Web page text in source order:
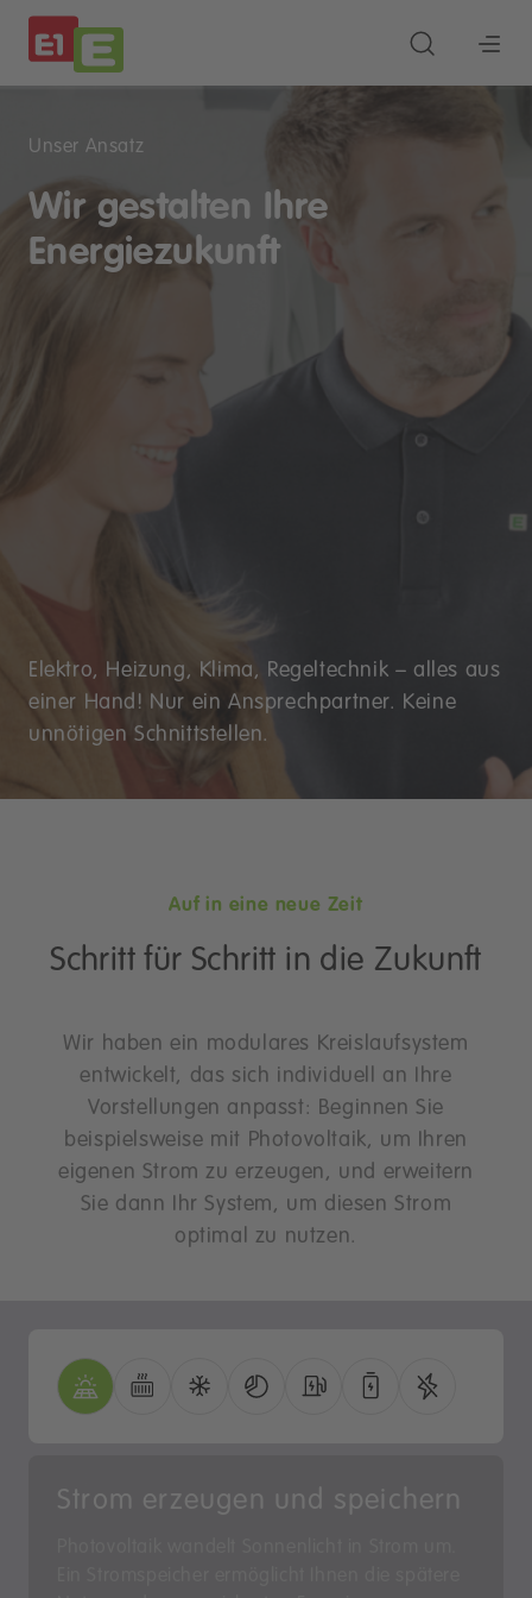
Unser Ansatz
Wir gestalten Ihre
Energiezukunft
Elektro, Heizung, Klima, Regeltechnik – alles aus
einer Hand! Nur ein Ansprechpartner. Keine
unnötigen Schnittstellen.
Auf in eine neue Zeit
Schritt für Schritt in die Zukunft
Wir haben ein modulares Kreislaufsystem
entwickelt, das sich individuell an Ihre
Vorstellungen anpasst: Beginnen Sie
beispielsweise mit Photovoltaik, um Ihren
eigenen Strom zu erzeugen, und erweitern
Sie dann Ihr System, um diesen Strom
optimal zu nutzen.
Strom erzeugen und speichern